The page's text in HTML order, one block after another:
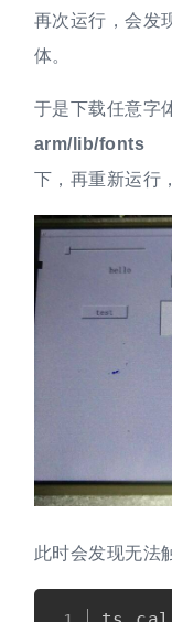
再次运行，会发
体。
于是下载任意字
arm/lib/fonts
下，再重新运行
此时会发现无法